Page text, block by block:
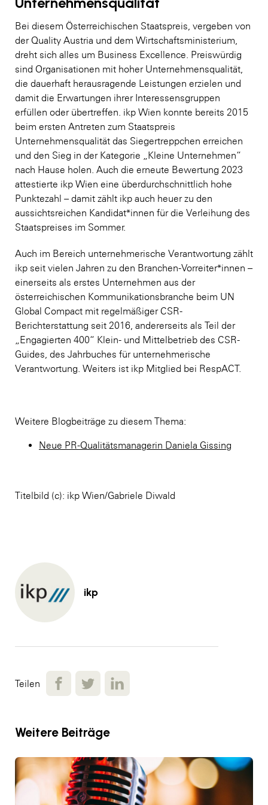
Bei diesem Österreichischen Staatspreis, vergeben von
der Quality Austria und dem Wirtschaftsministerium,
dreht sich alles um Business Excellence. Preiswürdig
sind Organisationen mit hoher Unternehmensqualität,
die dauerhaft herausragende Leistungen erzielen und
damit die Erwartungen ihrer Interessensgruppen
erfüllen oder übertreffen. ikp Wien konnte bereits 2015
beim ersten Antreten zum Staatspreis
Unternehmensqualität das Siegertreppchen erreichen
und den Sieg in der Kategorie „Kleine Unternehmen“
nach Hause holen. Auch die erneute Bewertung 2023
attestierte ikp Wien eine überdurchschnittlich hohe
Punktezahl – damit zählt ikp auch heuer zu den
aussichtsreichen Kandidat*innen für die Verleihung des
Staatspreises im Sommer.
Auch im Bereich unternehmerische Verantwortung zählt
ikp seit vielen Jahren zu den Branchen-Vorreiter*innen –
einerseits als erstes Unternehmen aus der
österreichischen Kommunikationsbranche beim UN
Global Compact mit regelmäßiger CSR-
Berichterstattung seit 2016, andererseits als Teil der
„Engagierten 400“ Klein- und Mittelbetrieb des CSR-
Guides, des Jahrbuches für unternehmerische
Verantwortung. Weiters ist ikp Mitglied bei RespACT.
Weitere Blogbeiträge zu diesem Thema:
Neue PR-Qualitätsmanagerin Daniela Gissing
Titelbild (c): ikp Wien/Gabriele Diwald
ikp
Teilen
Weitere Beiträge